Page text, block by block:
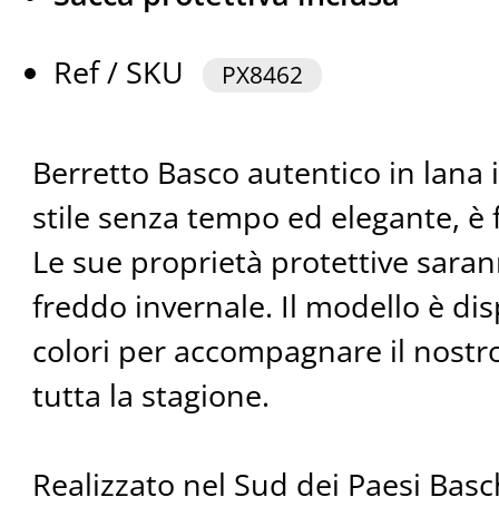
Ref / SKU
PX8462
Berretto Basco autentico in
stile senza tempo ed elegante, è
Le sue proprietà protettive
freddo invernale. Il modello è
colori per accompagnare il
tutta la stagione.
Realizzato nel Sud dei Paesi